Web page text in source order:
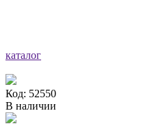
каталог
Код: 52550
В наличии